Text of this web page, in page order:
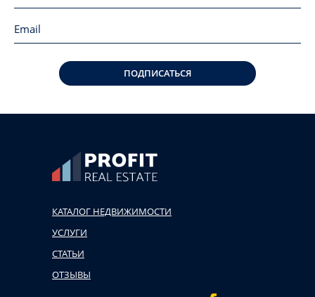
ПОДПИСАТЬСЯ
КАТАЛОГ НЕДВИЖИМОСТИ
УСЛУГИ
СТАТЬИ
ОТЗЫВЫ